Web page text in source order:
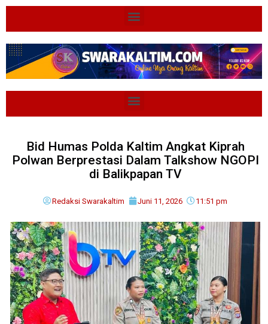
Bid Humas Polda Kaltim Angkat Kiprah
Polwan Berprestasi Dalam Talkshow NGOPI
di Balikpapan TV
Redaksi Swarakaltim Juni 11, 2026 11:51 pm